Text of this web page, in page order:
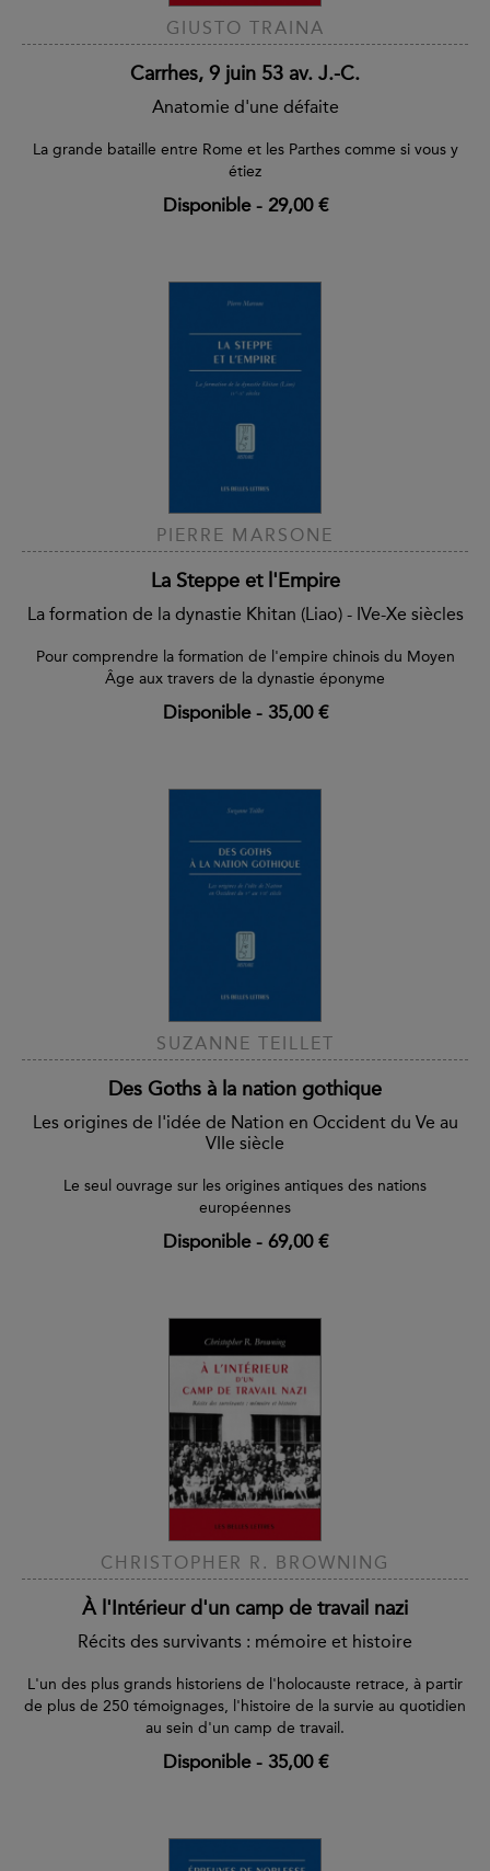
GIUSTO TRAINA
Carrhes, 9 juin 53 av. J.-C.
Anatomie d'une défaite
La grande bataille entre Rome et les Parthes comme si vous y
étiez
Disponible- 29,00 €
PIERRE MARSONE
La Steppe et l'Empire
La formation de la dynastie Khitan (Liao) - IVe-Xe siècles
Pour comprendre la formation de l'empire chinois du Moyen
Âge aux travers de la dynastie éponyme
Disponible- 35,00 €
SUZANNE TEILLET
Des Goths à la nation gothique
Les origines de l'idée de Nation en Occident du Ve au
VIIe siècle
Le seul ouvrage sur les origines antiques des nations
européennes
Disponible- 69,00 €
CHRISTOPHER R. BROWNING
À l'Intérieur d'un camp de travail nazi
Récits des survivants : mémoire et histoire
L'un des plus grands historiens de l'holocauste retrace, à partir
de plus de 250 témoignages, l'histoire de la survie au quotidien
au sein d'un camp de travail.
Disponible- 35,00 €